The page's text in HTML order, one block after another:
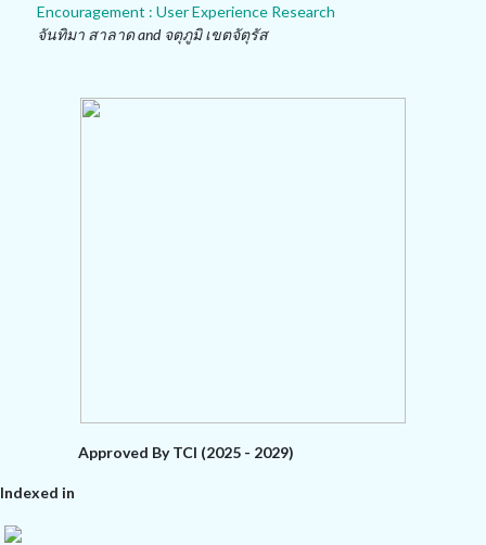
Encouragement : User Experience Research
จันทิมา สาลาด and จตุภูมิ เขตจัตุรัส
Approved By TCI (2025 - 2029)
Indexed in